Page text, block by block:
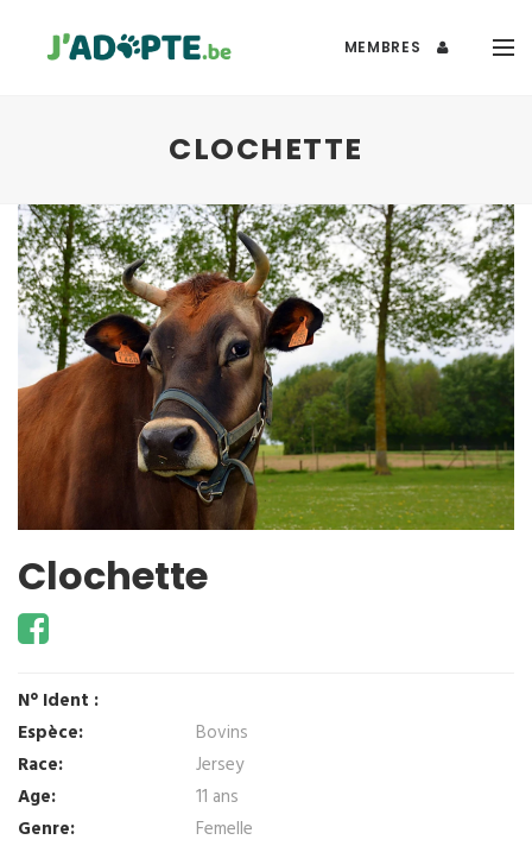
MEMBRES
CLOCHETTE
Clochette
N° Ident :
Espèce:
Bovins
Race:
Jersey
Age:
11 ans
Genre:
Femelle